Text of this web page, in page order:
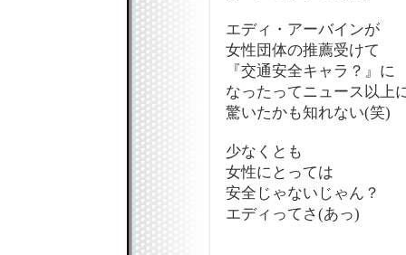
エディ・アーバインが
女性団体の推薦受けて
『交通安全キャラ？』に
なったってニュース以上
驚いたかも知れない(笑)
少なくとも
女性にとっては
安全じゃないじゃん？
エディってさ(あっ)